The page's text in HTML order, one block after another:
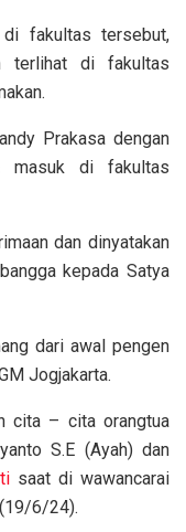
fakultas tersebut,
terlihat di fakultas
Prakasa dengan
masuk di fakultas
dan dinyatakan
kepada Satya
dari awal pengen
Jogjakarta.
cita – cita orangtua
S.E (Ayah) dan
saat di wawancarai
6/24).